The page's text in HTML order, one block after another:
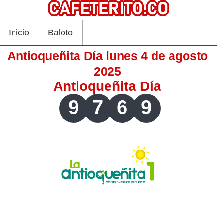
Inicio Baloto
Antioqueñita Día lunes 4 de agosto
2025
Antioqueñita Día
9 7 6 9